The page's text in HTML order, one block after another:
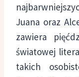
Juana oraz
zawiera
światowej
takich